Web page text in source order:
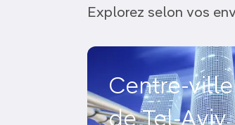
Malgré sa
aussi futile qu’il y
de sa population, savie
Explorez selon vos
Centre-ville
de Tel-Aviv